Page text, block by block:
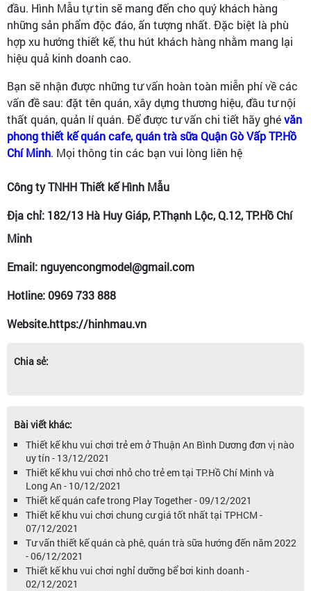
đầu. Hình Mẫu tự tin sẽ mang đến cho quý khách hàng
những sản phẩm độc đáo, ấn tượng nhất. Đặc biệt là phù
hợp xu hướng thiết kế, thu hút khách hàng nhằm mang lại
hiệu quả kinh doanh cao.
Bạn sẽ nhận được những tư vấn hoàn toàn miễn phí về các
vấn đề sau: đặt tên quán, xây dựng thương hiệu, đầu tư nội
thất quán, quản lí quán. Để được tư vấn chi tiết hãy ghévăn
phong thiết kế quán cafe, quán trà sữa Quận Gò Vấp TP.Hồ
Chí Minh. Mọi thông tin các bạn vui lòng liên hệ
Công ty TNHH Thiết kế Hình Mẫu
Địa chỉ: 182/13 Hà Huy Giáp, P.Thạnh Lộc, Q.12, TP.Hồ Chí
Minh
Email: nguyencongmodel@gmail.com
Hotline: 0969 733 888
Website.https://hinhmau.vn
Chia sẻ:
Bài viết khác:
Thiết kế khu vui chơi trẻ em ở Thuận An Bình Dương đơn vị nào
uy tín - 13/12/2021
Thiết kế khu vui chơi nhỏ cho trẻ em tại TP.Hồ Chí Minh và
Long An - 10/12/2021
Thiết kế quán cafe trong Play Together - 09/12/2021
Thiết kế khu vui chơi chung cư giá tốt nhất tại TPHCM -
07/12/2021
Tư vấn thiết kế quán cà phê, quán trà sữa hướng đến năm 2022
- 06/12/2021
Thiết kế khu vui chơi nghỉ dưỡng bể bơi kinh doanh -
02/12/2021